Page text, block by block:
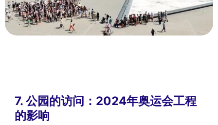
7. 公园的访问：2024年奥运会工程
的影响